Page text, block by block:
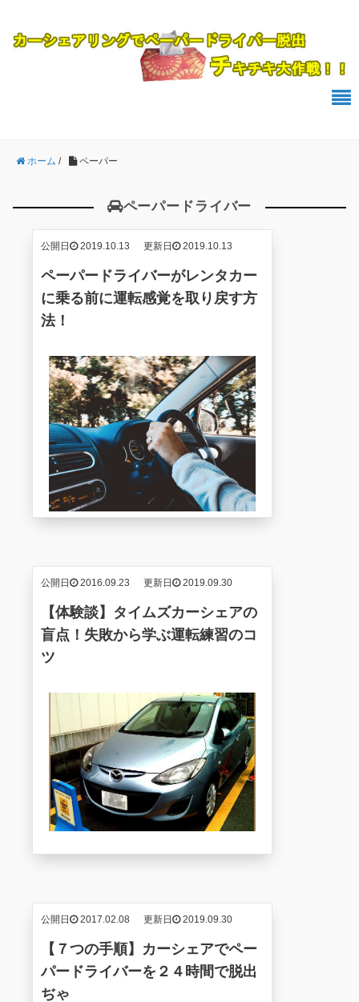
ホーム / ペーパー
ペーパードライバー
公開日 2019.10.13 更新日 2019.10.13
ペーパードライバーがレンタカー
に乗る前に運転感覚を取り戻す方
法！
公開日 2016.09.23 更新日 2019.09.30
【体験談】タイムズカーシェアの
盲点！失敗から学ぶ運転練習のコ
ツ
公開日 2017.02.08 更新日 2019.09.30
【７つの手順】カーシェアでペー
パードライバーを２４時間で脱出
ぢゃ